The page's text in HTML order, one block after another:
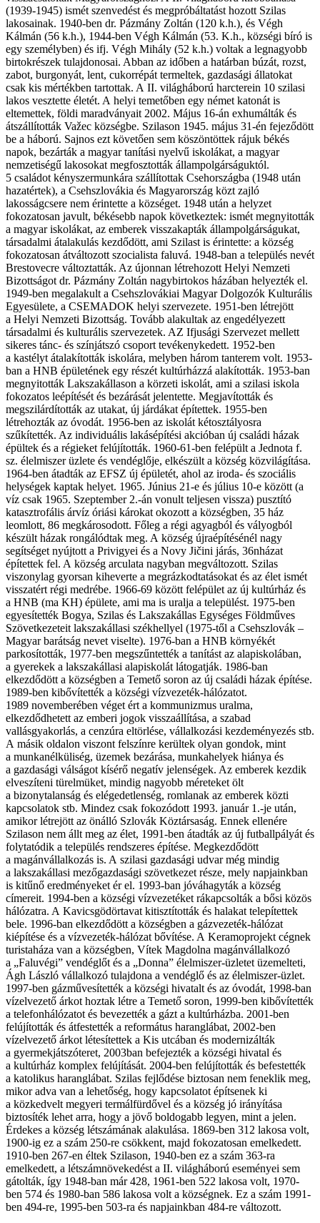
(1939-1945) ismét szenvedést és megpróbáltatást hozott Szilas
lakosainak. 1940-ben dr. Pázmány Zoltán (120 k.h.), és Végh
Kálmán (56 k.h.), 1944-ben Végh Kálmán (53. K.h., községi bíró is
egy személyben) és ifj. Végh Mihály (52 k.h.) voltak a legnagyobb
birtokrészek tulajdonosai. Abban az időben a határban búzát, rozst,
zabot, burgonyát, lent, cukorrépát termeltek, gazdasági állatokat
csak kis mértékben tartottak. A II. világháború harcterein 10 szilasi
lakos vesztette életét. A helyi temetőben egy német katonát is
eltemettek, földi maradványait 2002. Május 16-án exhumálták és
átszállították Važec községbe. Szilason 1945. május 31-én fejeződött
be a háború. Sajnos ezt követően sem köszöntöttek rájuk békés
napok, bezárták a magyar tanítási nyelvű iskolákat, a magyar
nemzetiségű lakosokat megfosztották állampolgárságuktól.
5 családot kényszermunkára szállítottak Csehországba (1948 után
hazatértek), a Csehszlovákia és Magyarország közt zajló
lakosságcsere nem érintette a községet. 1948 után a helyzet
fokozatosan javult, békésebb napok következtek: ismét megnyitották
a magyar iskolákat, az emberek visszakapták állampolgárságukat,
társadalmi átalakulás kezdődött, ami Szilast is érintette: a község
fokozatosan átváltozott szocialista faluvá. 1948-ban a település nevét
Brestovecre változtatták. Az újonnan létrehozott Helyi Nemzeti
Bizottságot dr. Pázmány Zoltán nagybirtokos házában helyezték el.
1949-ben megalakult a Csehszlovákiai Magyar Dolgozók Kulturális
Egyesülete, a CSEMADOK helyi szervezete. 1951-ben létrejött
a Helyi Nemzeti Bizottság. Tovább alakultak az engedélyezett
társadalmi és kulturális szervezetek. AZ Ifjusági Szervezet mellett
sikeres tánc- és színjátszó csoport tevékenykedett. 1952-ben
a kastélyt átalakították iskolára, melyben három tanterem volt. 1953-
ban a HNB épületének egy részét kultúrházzá alakították. 1953-ban
megnyitották Lakszakállason a körzeti iskolát, ami a szilasi iskola
fokozatos leépítését és bezárását jelentette. Megjavították és
megszilárdították az utakat, új járdákat építettek. 1955-ben
létrehozták az óvodát. 1956-ben az iskolát kétosztályosra
szűkítették. Az individuális lakásépítési akcióban új családi házak
épültek és a régieket felújították. 1960-61-ben felépült a Jednota f.
sz. élelmiszer üzlete és vendéglője, elkészült a község közvilágítása.
1964-ben átadták az EFSZ új épületét, ahol az iroda- és szociális
helységek kaptak helyet. 1965. Június 21-e és július 10-e között (a
víz csak 1965. Szeptember 2.-án vonult teljesen vissza) pusztító
katasztrofális árvíz óriási károkat okozott a községben, 35 ház
leomlott, 86 megkárosodott. Főleg a régi agyagból és vályogból
készült házak rongálódtak meg. A község újraépítésénél nagy
segítséget nyújtott a Privigyei és a Novy Jičini járás, 36nházat
építettek fel. A község arculata nagyban megváltozott. Szilas
viszonylag gyorsan kiheverte a megrázkodtatásokat és az élet ismét
visszatért régi medrébe. 1966-69 között felépület az új kultúrház és
a HNB (ma KH) épülete, ami ma is uralja a települést. 1975-ben
egyesítették Bogya, Szilas és Lakszakállas Egységes Földműves
Szövetkezeteit lakszakállasi székhellyel (1975-től a Csehszlovák –
Magyar barátság nevet viselte). 1976-ban a HNB környékét
parkosították, 1977-ben megszűntették a tanítást az alapiskolában,
a gyerekek a lakszakállasi alapiskolát látogatják. 1986-ban
elkezdődött a községben a Temető soron az új családi házak építése.
1989-ben kibővítették a községi vízvezeték-hálózatot.
1989 novemberében véget ért a kommunizmus uralma,
elkezdődhetett az emberi jogok visszaállítása, a szabad
vallásgyakorlás, a cenzúra eltörlése, vállalkozási kezdeményezés stb.
A másik oldalon viszont felszínre kerültek olyan gondok, mint
a munkanélküliség, üzemek bezárása, munkahelyek hiánya és
a gazdasági válságot kísérő negatív jelenségek. Az emberek kezdik
elveszíteni türelmüket, mindig nagyobb méreteket ölt
a bizonytalanság és elégedetlenség, romlanak az emberek közti
kapcsolatok stb. Mindez csak fokozódott 1993. január 1.-je után,
amikor létrejött az önálló Szlovák Köztársaság. Ennek ellenére
Szilason nem állt meg az élet, 1991-ben átadták az új futballpályát és
folytatódik a település rendszeres építése. Megkezdődött
a magánvállalkozás is. A szilasi gazdasági udvar még mindig
a lakszakállasi mezőgazdasági szövetkezet része, mely napjainkban
is kitűnő eredményeket ér el. 1993-ban jóváhagyták a község
címereit. 1994-ben a községi vízvezetéket rákapcsolták a bősi közös
hálózatra. A Kavicsgödörtavat kitisztították és halakat telepítettek
bele. 1996-ban elkezdődött a községben a gázvezeték-hálózat
kiépítése és a vízvezeték-hálózat bővítése. A Keramoprojekt cégnek
turistaháza van a községben, Vítek Magdolna magánvállalkozó
a „Faluvégi” vendéglőt és a „Donna” élelmiszer-üzletet üzemelteti,
Ágh László vállalkozó tulajdona a vendéglő és az élelmiszer-üzlet.
1997-ben gázművesítették a községi hivatalt és az óvodát, 1998-ban
vízelvezető árkot hoztak létre a Temető soron, 1999-ben kibővítették
a telefonhálózatot és bevezették a gázt a kultúrházba. 2001-ben
felújították és átfestették a református haranglábat, 2002-ben
vízelvezető árkot létesítettek a Kis utcában és modernizálták
a gyermekjátszóteret, 2003ban befejezték a községi hivatal és
a kultúrház komplex felújítását. 2004-ben felújították és befestették
a katolikus haranglábat. Szilas fejlődése biztosan nem feneklik meg,
mikor adva van a lehetőség, hogy kapcsolatot építsenek ki
a közkedvelt megyeri termálfürdővel és a község jó irányítása
biztosíték lehet arra, hogy a jövő boldogabb legyen, mint a jelen.
Érdekes a község létszámának alakulása. 1869-ben 312 lakosa volt,
1900-ig ez a szám 250-re csökkent, majd fokozatosan emelkedett.
1910-ben 267-en éltek Szilason, 1940-ben ez a szám 363-ra
emelkedett, a létszámnövekedést a II. világháború eseményei sem
gátolták, így 1948-ban már 428, 1961-ben 522 lakosa volt, 1970-
ben 574 és 1980-ban 586 lakosa volt a községnek. Ez a szám 1991-
ben 494-re, 1995-ben 503-ra és napjainkban 484-re változott.